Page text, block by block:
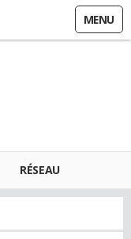
MENU
RÉSEAU